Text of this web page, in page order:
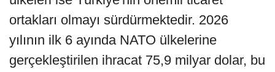
ortakları olmayı sürdürmektedir. 2026
yılının ilk 6 ayında NATO ülkelerine
gerçekleştirilen ihracat 75,9 milyar dolar, bu